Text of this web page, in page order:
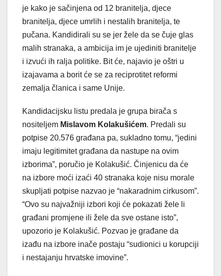
je kako je sačinjena od 12 branitelja, djece
branitelja, djece umrlih i nestalih branitelja, te
pučana. Kandidirali su se jer žele da se čuje glas
malih stranaka, a ambicija im je ujediniti branitelje
i izvući ih ralja politike. Bit će, najavio je oštri u
izajavama a borit će se za reciprotitet reformi
zemalja članica i same Unije.
Kandidacijsku listu predala je grupa birača s
nositeljem Mislavom Kolakušićem. Predali su
potpise 20.576 građana pa, sukladno tomu, “jedini
imaju legitimitet građana da nastupe na ovim
izborima”, poručio je Kolakušić. Činjenicu da će
na izbore moći izaći 40 stranaka koje nisu morale
skupljati potpise nazvao je “nakaradnim cirkusom”.
“Ovo su najvažniji izbori koji će pokazati žele li
građani promjene ili žele da sve ostane isto”,
upozorio je Kolakušić. Pozvao je građane da
izađu na izbore inače postaju “sudionici u korupciji
i nestajanju hrvatske imovine”.